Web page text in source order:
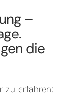
–
die
zu erfahren: